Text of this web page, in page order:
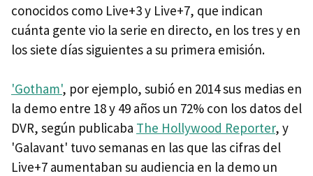
conocidos como Live+3 y Live+7, que indican
cuánta gente vio la serie en directo, en los tres y en
los siete días siguientes a su primera emisión.
'Gotham', por ejemplo, subió en 2014 sus medias en
la demo entre 18 y 49 años un 72% con los datos del
DVR, según publicaba The Hollywood Reporter, y
'Galavant' tuvo semanas en las que las cifras del
Live+7 aumentaban su audiencia en la demo un